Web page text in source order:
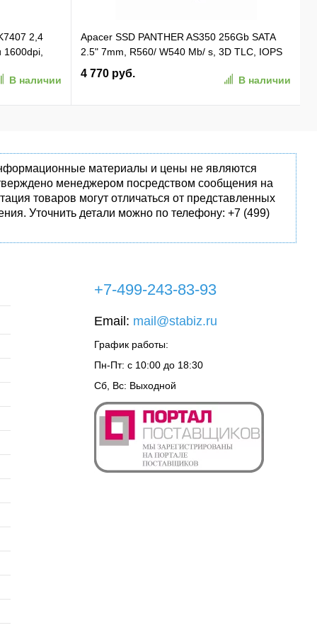
2,4
1600dpi,
В наличии
Apacer SSD PANTHER AS350 256Gb SATA
2.5" 7mm, R560/ W540 Mb/ s, 3D TLC, IOPS
81K/ 74K, MTBF 1,5M, 180TBW,
(AP256GAS350-1)
4 770 руб.
В наличии
материалы и цены не являются
менеджером посредством сообщения на
товаров могут отличаться от представленных
Уточнить детали можно по телефону: +7 (499)
+7-499-243-83-93
Email: mail@stabiz.ru
График работы:
Пн-Пт: с 10:00 до 18:30
Сб, Вс: Выходной